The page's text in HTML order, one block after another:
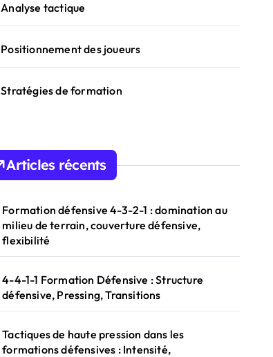
Analyse tactique
Positionnement des joueurs
Stratégies de formation
Articles récents
Formation défensive 4-3-2-1 : domination au
milieu de terrain, couverture défensive,
flexibilité
4-4-1-1 Formation Défensive : Structure
défensive, Pressing, Transitions
Tactiques de haute pression dans les
formations défensives : Intensité,